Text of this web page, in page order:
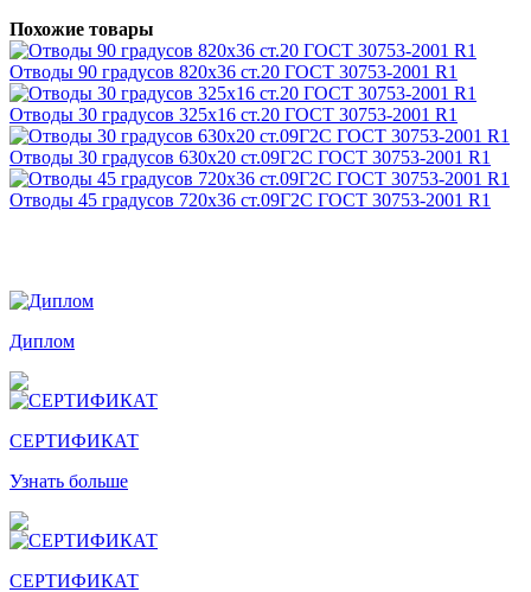
Похожие товары
Отводы 90 градусов 820х36 ст.20 ГОСТ 30753-2001 R1
Отводы 30 градусов 325х16 ст.20 ГОСТ 30753-2001 R1
Отводы 30 градусов 630х20 ст.09Г2С ГОСТ 30753-2001 R1
Отводы 45 градусов 720х36 ст.09Г2С ГОСТ 30753-2001 R1
Диплом
СЕРТИФИКАТ
Узнать больше
СЕРТИФИКАТ